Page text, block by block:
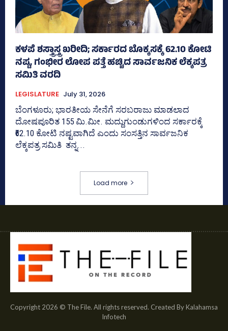
ಕಳಪೆ ಶಸ್ತ್ರಾಸ್ತ್ರ ಖರೀದಿ; ಸರ್ಕಾರದ ಬೊಕ್ಕಸಕ್ಕೆ 62.10 ಕೋಟಿ
ನಷ್ಟ, ಗಂಭೀರ ಲೋಪ ಪತ್ತೆ ಹಚ್ಚಿದ ಸಾರ್ವಜನಿಕ ಲೆಕ್ಕಪತ್ರ
ಸಮಿತಿ ವರದಿ
LEGISLATURE July 31, 2026
ಬೆಂಗಳೂರು; ಭಾರತೀಯ ಸೇನೆಗೆ ಸರಬರಾಜು ಮಾಡಲಾದ
ದೋಷಪೂರಿತ 155 ಮಿ.ಮೀ. ಮದ್ದುಗುಂಡುಗಳಿಂದ ಸರ್ಕಾರಕ್ಕೆ
₹62.10 ಕೋಟಿ ನಷ್ಟವಾಗಿದೆ ಎಂದು ಸಂಸತ್ತಿನ ಸಾರ್ವಜನಿಕ
ಲೆಕ್ಕಪತ್ರ ಸಮಿತಿ ತನ್ನ...
Load more
Copyright 2026 © The File. All rights reserved. Created By Kalahamsa
Infotech